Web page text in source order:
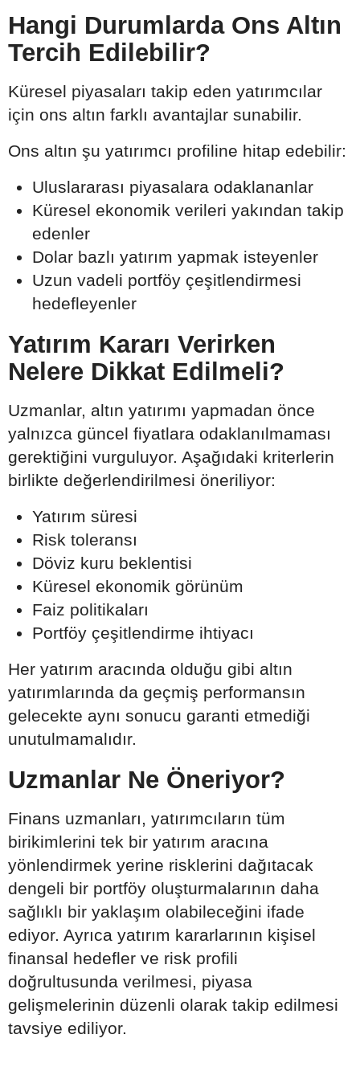
Hangi Durumlarda Ons Altın
Tercih Edilebilir?
Küresel piyasaları takip eden yatırımcılar
için ons altın farklı avantajlar sunabilir.
Ons altın şu yatırımcı profiline hitap edebilir:
Uluslararası piyasalara odaklananlar
Küresel ekonomik verileri yakından takip
edenler
Dolar bazlı yatırım yapmak isteyenler
Uzun vadeli portföy çeşitlendirmesi
hedefleyenler
Yatırım Kararı Verirken
Nelere Dikkat Edilmeli?
Uzmanlar, altın yatırımı yapmadan önce
yalnızca güncel fiyatlara odaklanılmaması
gerektiğini vurguluyor. Aşağıdaki kriterlerin
birlikte değerlendirilmesi öneriliyor:
Yatırım süresi
Risk toleransı
Döviz kuru beklentisi
Küresel ekonomik görünüm
Faiz politikaları
Portföy çeşitlendirme ihtiyacı
Her yatırım aracında olduğu gibi altın
yatırımlarında da geçmiş performansın
gelecekte aynı sonucu garanti etmediği
unutulmamalıdır.
Uzmanlar Ne Öneriyor?
Finans uzmanları, yatırımcıların tüm
birikimlerini tek bir yatırım aracına
yönlendirmek yerine risklerini dağıtacak
dengeli bir portföy oluşturmalarının daha
sağlıklı bir yaklaşım olabileceğini ifade
ediyor. Ayrıca yatırım kararlarının kişisel
finansal hedefler ve risk profili
doğrultusunda verilmesi, piyasa
gelişmelerinin düzenli olarak takip edilmesi
tavsiye ediliyor.